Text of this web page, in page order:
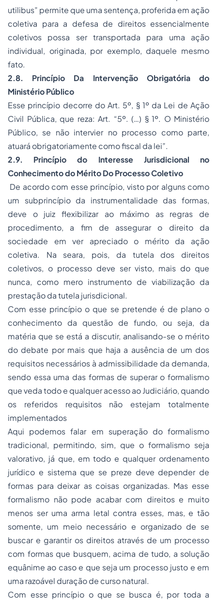
utilibus” permite que uma sentença, proferida em ação
coletiva para a defesa de direitos essencialmente
coletivos possa ser transportada para uma ação
individual, originada, por exemplo, daquele mesmo
fato.
2.8. Princípio Da Intervenção Obrigatória do
Ministério Público
Esse princípio decorre do Art. 5º, § 1º da Lei de Ação
Civil Pública, que reza: Art. “5º. (…) § 1º. O Ministério
Público, se não intervier no processo como parte,
atuará obrigatoriamente como fiscal da lei”.
2.9. Princípio do Interesse Jurisdicional no
Conhecimento do Mérito Do Processo Coletivo
De acordo com esse princípio, visto por alguns como
um subprincípio da instrumentalidade das formas,
deve o juiz flexibilizar ao máximo as regras de
procedimento, a fim de assegurar o direito da
sociedade em ver apreciado o mérito da ação
coletiva. Na seara, pois, da tutela dos direitos
coletivos, o processo deve ser visto, mais do que
nunca, como mero instrumento de viabilização da
prestação da tutela jurisdicional.
Com esse princípio o que se pretende é de plano o
conhecimento da questão de fundo, ou seja, da
matéria que se está a discutir, analisando-se o mérito
do debate por mais que haja a ausência de um dos
requisitos necessários à admissibilidade da demanda,
sendo essa uma das formas de superar o formalismo
que veda todo e qualquer acesso ao Judiciário, quando
os referidos requisitos não estejam totalmente
implementados
Aqui podemos falar em superação do formalismo
tradicional, permitindo, sim, que o formalismo seja
valorativo, já que, em todo e qualquer ordenamento
jurídico e sistema que se preze deve depender de
formas para deixar as coisas organizadas. Mas esse
formalismo não pode acabar com direitos e muito
menos ser uma arma letal contra esses, mas, e tão
somente, um meio necessário e organizado de se
buscar e garantir os direitos através de um processo
com formas que busquem, acima de tudo, a solução
equânime ao caso e que seja um processo justo e em
uma razoável duração de curso natural.
Com esse princípio o que se busca é, por toda a